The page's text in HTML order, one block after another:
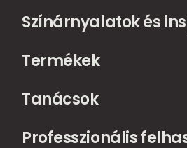
Színárnyalatok és
Termékek
Tanácsok
Professzionális